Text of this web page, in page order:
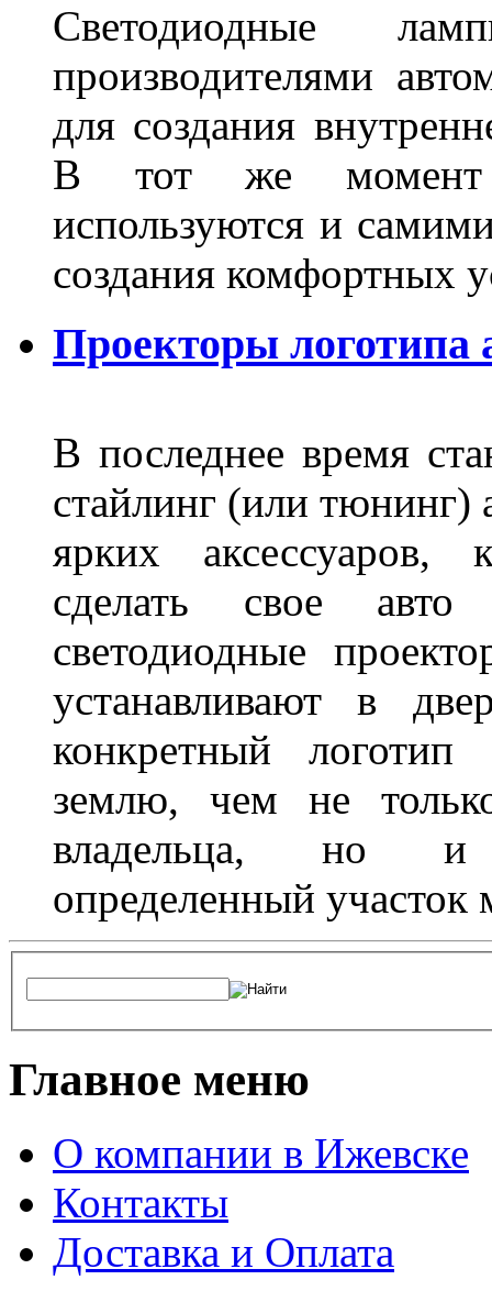
Светодиодные
производителями
для создания
В тот же момент
используются и
создания комфортных
Проекторы логотипа
В последнее время
стайлинг (или тюнинг)
ярких аксессуаров,
сделать свое
светодиодные
устанавливают в
конкретный логотип
землю, чем не
владельца, но и
определенный участок
Главное меню
О компании в Ижевске
Контакты
Доставка и Оплата